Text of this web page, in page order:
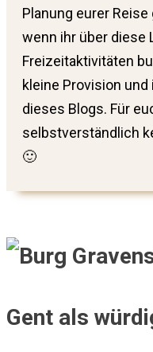
Planung eurer
wenn ihr über diese
Freizeitaktivitäten
kleine Provision
dieses Blogs. Für
selbstverständlich
🙂
Gent als